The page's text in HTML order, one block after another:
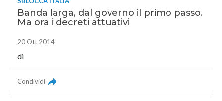
Banda larga, dal governo il primo passo.
Ma ora i decreti attuativi
20 Ott 2014
di
Condividi